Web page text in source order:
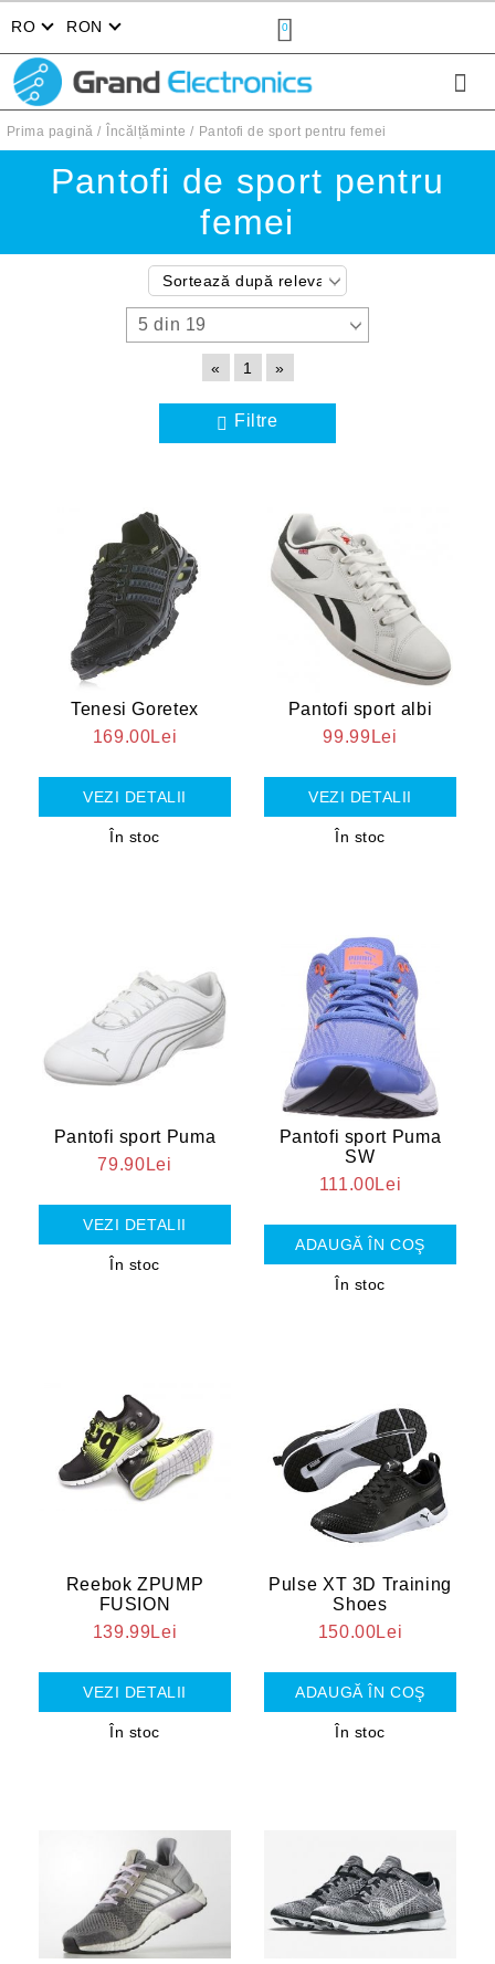
RO RON 0
Prima pagină Încălțăminte Pantofi de sport pentru femei
Pantofi de sport pentru
femei
« 1 »
Filtre
Tenesi Goretex
169.00Lei
VEZI DETALII
În stoc
Pantofi sport albi
99.99Lei
VEZI DETALII
În stoc
Pantofi sport Puma
79.90Lei
VEZI DETALII
În stoc
Pantofi sport Puma
SW
111.00Lei
În stoc
Reebok ZPUMP
FUSION
139.99Lei
VEZI DETALII
În stoc
Pulse XT 3D Training
Shoes
150.00Lei
În stoc